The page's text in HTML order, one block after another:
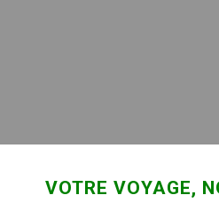
VOTRE VOYAGE,